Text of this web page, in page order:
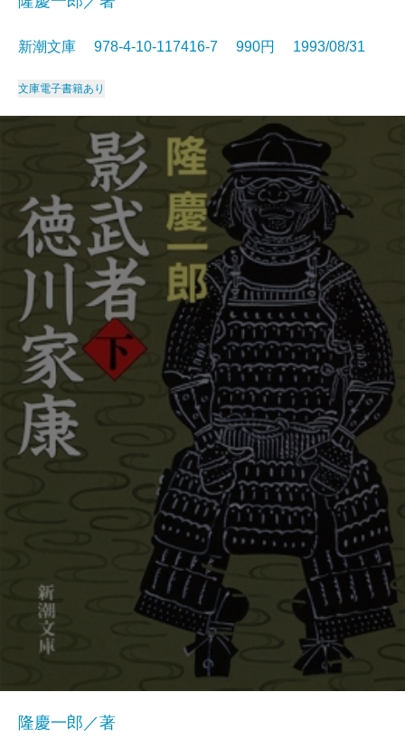
新潮文庫 978-4-10-117416-7 990円 1993/08/31
文庫電子書籍あり
隆慶一郎／著